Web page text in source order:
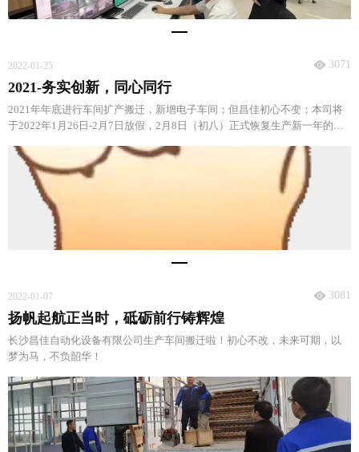
2022-01-25 3071
2021-务实创新，同心同行
2021年年底进行车间扩产搬迁，新增电子车间；但昌佳初心不变；本司将
于2022年1月26日-2月7日放假，2月8日（初八）正式恢复生产新一年的钟
2022-01-07 3081
扬帆起航正当时，砥砺前行铸辉煌
长沙昌佳自动化设备有限公司生产车间搬迁啦！初心不改，未来可期，以
梦为马，不负韶华！